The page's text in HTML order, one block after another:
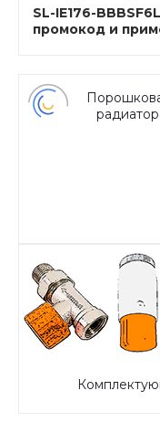
SL-IE176-
промокод и